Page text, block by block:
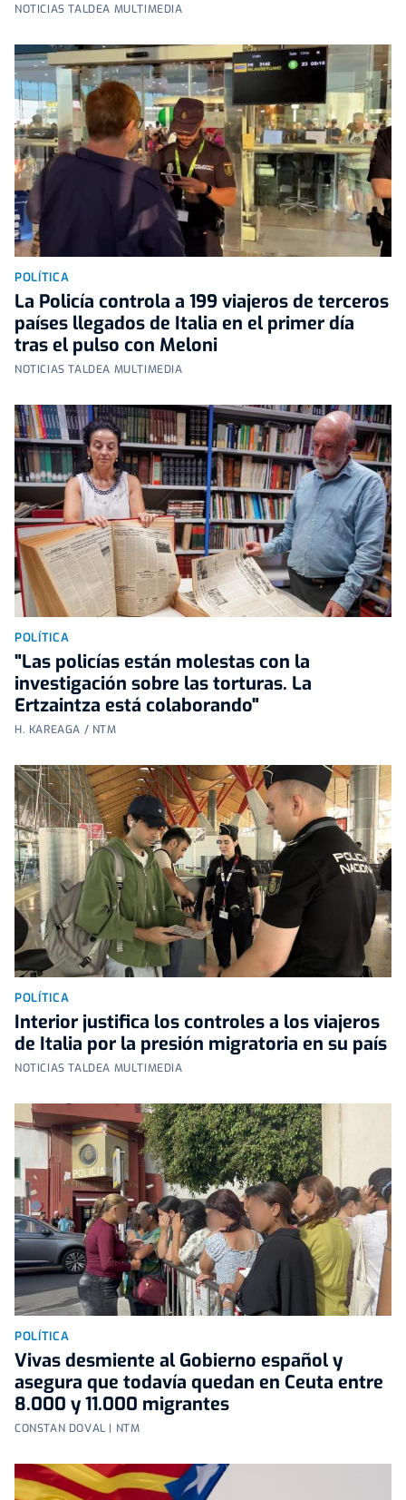
NOTICIAS TALDEA MULTIMEDIA
POLÍTICA
La Policía controla a 199 viajeros de terceros
países llegados de Italia en el primer día
tras el pulso con Meloni
NOTICIAS TALDEA MULTIMEDIA
POLÍTICA
"Las policías están molestas con la
investigación sobre las torturas. La
Ertzaintza está colaborando"
H. KAREAGA / NTM
POLÍTICA
Interior justifica los controles a los viajeros
de Italia por la presión migratoria en su país
NOTICIAS TALDEA MULTIMEDIA
POLÍTICA
Vivas desmiente al Gobierno español y
asegura que todavía quedan en Ceuta entre
8.000 y 11.000 migrantes
CONSTAN DOVAL | NTM